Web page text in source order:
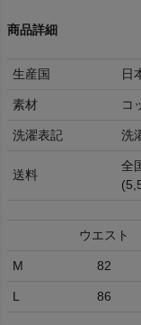
商品詳細
生産国 日
素材 コ
洗濯表記 洗
送料
全
ウエスト
M 82
L 86